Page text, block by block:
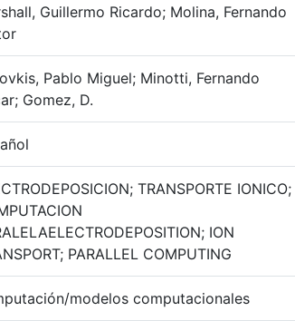
Guillermo Ricardo; Molina, Fernando
Pablo Miguel; Minotti, Fernando
Gomez, D.
TRANSPORTE IONICO;
ION
PARALLEL COMPUTING
modelos computacionales